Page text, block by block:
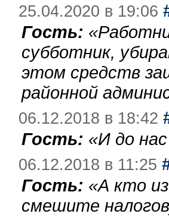
25.04.2020 в 19:06
Гость: «
субботник,
этом средств
районной
06.12.2018 в 18:42
Гость: «И до
06.12.2018 в 11:25
Гость: «А кто
смешите